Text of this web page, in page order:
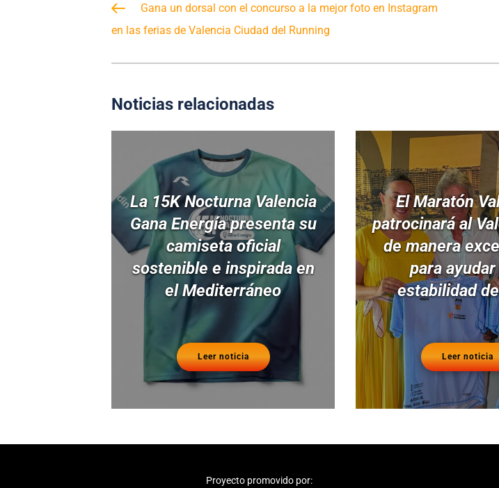
Gana un dorsal con el concurso a la mejor foto en Instagram
en las ferias de Valencia Ciudad del Running
Noticias relacionadas
La 15K Nocturna Valencia
Gana Energía presenta su
camiseta oficial
sostenible e inspirada en
el Mediterráneo
Leer noticia
El Maratón
patrocinará al
de manera
para
estabilidad
Leer noticia
Proyecto promovido por: